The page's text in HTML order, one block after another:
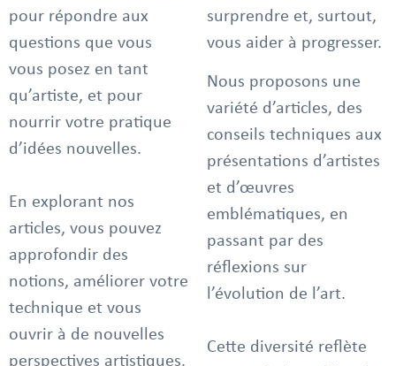
pour répondre aux
questions que vous
vous posez en tant
qu’artiste, et pour
nourrir votre pratique
d’idées nouvelles.
En explorant nos
articles, vous pouvez
approfondir des
notions, améliorer votre
technique et vous
ouvrir à de nouvelles
perspectives artistiques.
surprendre et, surtout,
vous aider à progresser.
Nous proposons une
variété d’articles, des
conseils techniques aux
présentations d’artistes
et d’œuvres
emblématiques, en
passant par des
réflexions sur
l’évolution de l’art.
Cette diversité reflète